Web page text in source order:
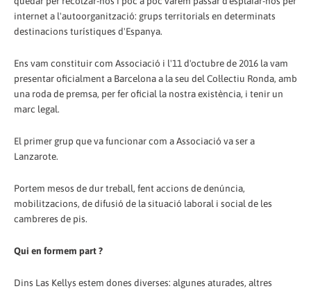
internet a l'autoorganització: grups territorials en determinats
destinacions turístiques d'Espanya.
Ens vam constituir com Associació i l'11 d'octubre de 2016 la vam
presentar oficialment a Barcelona a la seu del Col·lectiu Ronda, amb
una roda de premsa, per fer oficial la nostra existència, i tenir un
marc legal.
El primer grup que va funcionar com a Associació va ser a
Lanzarote.
Portem mesos de dur treball, fent accions de denúncia,
mobilitzacions, de difusió de la situació laboral i social de les
cambreres de pis.
Qui en formem part ?
Dins Las Kellys estem dones diverses: algunes aturades, altres